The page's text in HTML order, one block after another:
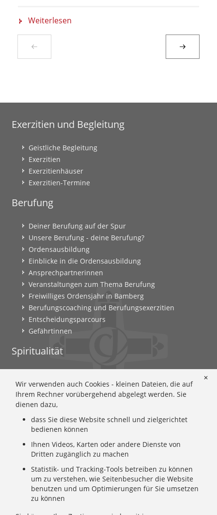
Weiterlesen
Exerzitien und Begleitung
Geistliche Begleitung
Exerzitien
Exerzitienhäuser
Exerzitien-Termine
Berufung
Deiner Berufung auf der Spur
Unsere Berufung - deine Berufung?
Ordensausbildung
Einblicke in die Ordensausbildung
Ansprechpartnerinnen
Veranstaltungen zum Thema Berufung
Freiwilliges Ordensjahr in Bamberg
Berufungscoaching und Berufungsexerzitien
Entscheidungsparcours
Gefährtinnen
Spiritualität
Ignatianisch beten: Wie geht das? Eine Anleitung
Ignatianisch und weiblich: Mary Wards Spiritualität
Mary-Ward: Geschichte und Texte im Überblick
Mary Ward 400: Mary Wards erster Weg nach Rom
Spirituelle Impulse
Zeitschrift: Spiritualität konkret
Gemeinschaft
Wer wir sind: Ignatianisch - Weiblich - CJ
Wie wir leben: Unsere Sendung
✕
Wir verwenden auch Cookies - kleinen Dateien, die auf
Ihrem Rechner vorübergehend abgelegt werden. Sie
dienen dazu,
dass Sie diese Website schnell und zielgerichtet
bedienen können
Ihnen Videos, Karten oder andere Dienste von
Dritten zugänglich zu machen
Statistik- und Tracking-Tools betreiben zu können
um zu verstehen, wie Seitenbesucher die Website
benutzen und um Optimierungen für Sie umsetzen
zu können